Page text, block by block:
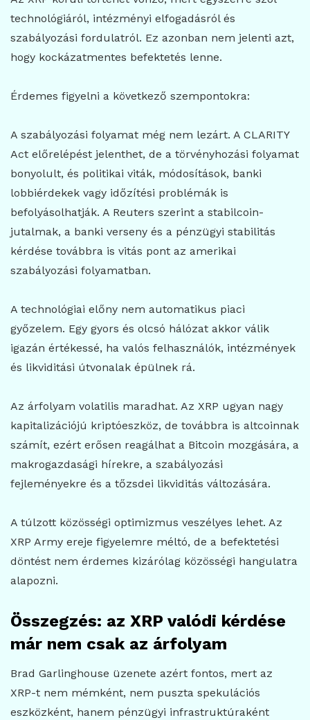
technológiáról, intézményi elfogadásról és
szabályozási fordulatról. Ez azonban nem jelenti azt,
hogy kockázatmentes befektetés lenne.
Érdemes figyelni a következő szempontokra:
A szabályozási folyamat még nem lezárt. A CLARITY
Act előrelépést jelenthet, de a törvényhozási folyamat
bonyolult, és politikai viták, módosítások, banki
lobbiérdekek vagy időzítési problémák is
befolyásolhatják. A Reuters szerint a stabilcoin-
jutalmak, a banki verseny és a pénzügyi stabilitás
kérdése továbbra is vitás pont az amerikai
szabályozási folyamatban.
A technológiai előny nem automatikus piaci
győzelem. Egy gyors és olcsó hálózat akkor válik
igazán értékessé, ha valós felhasználók, intézmények
és likviditási útvonalak épülnek rá.
Az árfolyam volatilis maradhat. Az XRP ugyan nagy
kapitalizációjú kriptóeszköz, de továbbra is altcoinnak
számít, ezért erősen reagálhat a Bitcoin mozgására, a
makrogazdasági hírekre, a szabályozási
fejleményekre és a tőzsdei likviditás változására.
A túlzott közösségi optimizmus veszélyes lehet. Az
XRP Army ereje figyelemre méltó, de a befektetési
döntést nem érdemes kizárólag közösségi hangulatra
alapozni.
Összegzés: az XRP valódi kérdése
már nem csak az árfolyam
Brad Garlinghouse üzenete azért fontos, mert az
XRP-t nem mémként, nem puszta spekulációs
eszközként, hanem pénzügyi infrastruktúraként